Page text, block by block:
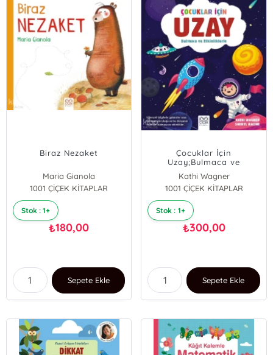
Biraz Nezaket
Maria Gianola
1001 ÇİÇEK KİTAPLAR
Stok : 1+
₺180,00
Sepete Ekle
Çocuklar İçin
Uzay;Bulmaca ve
Etkinliklerle
Kathi Wagner
Sheryl Racine
1001 ÇİÇEK KİTAPLAR
Stok : 1+
₺300,00
Sepete Ekle